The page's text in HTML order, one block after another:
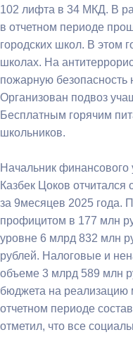
102 лифта в 34 МКД. В
в отчетном периоде
городских школ. В этом
школах. На
пожарную безопасность
Организован подвоз
Бесплатным горячим
школьников.
Начальник
Казбек Цоков
за 9месяцев 2025 года.
профицитом в 177 млн
уровне 6 млрд 832 млн
рублей. Налоговые и
объеме 3 млрд 589 млн
бюджета на реализацию
отчетном периоде
отметил, что все